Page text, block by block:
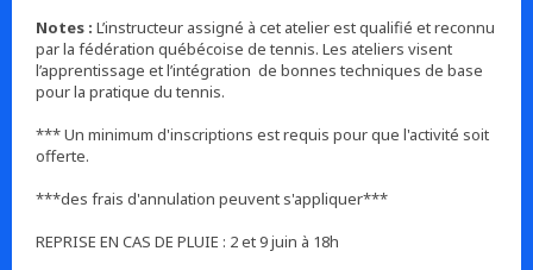
Notes : L’instructeur assigné à cet atelier est qualifié et reconnu
par la fédération québécoise de tennis. Les ateliers visent
l’apprentissage et l’intégration de bonnes techniques de base
pour la pratique du tennis.
*** Un minimum d'inscriptions est requis pour que l'activité soit
offerte.
***des frais d'annulation peuvent s'appliquer***
REPRISE EN CAS DE PLUIE : 2 et 9 juin à 18h